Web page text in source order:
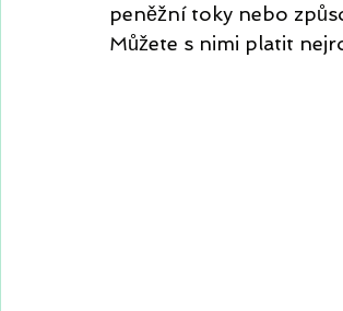
peněžní toky nebo
Můžete s nimi platit